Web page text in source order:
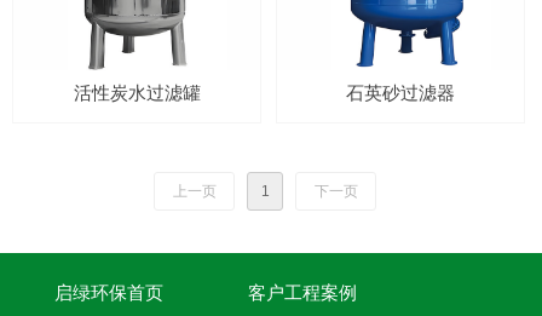
活性炭水过滤罐 石英砂过滤器
上一页 1 下一页
启绿环保首页 客户工程案例